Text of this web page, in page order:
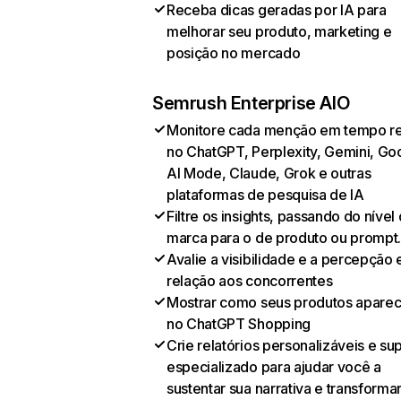
Receba dicas geradas por IA para
melhorar seu produto, marketing e
posição no mercado
Semrush Enterprise AIO
Monitore cada menção em tempo
no ChatGPT, Perplexity, Gemini,
AI Mode, Claude, Grok e outras
plataformas de pesquisa de IA
Filtre os insights, passando do nível
marca para o de produto ou prompt.
Avalie a visibilidade e a percepção
relação aos concorrentes
Mostrar como seus produtos
no ChatGPT Shopping
Crie relatórios personalizáveis e
especializado para ajudar você a
sustentar sua narrativa e